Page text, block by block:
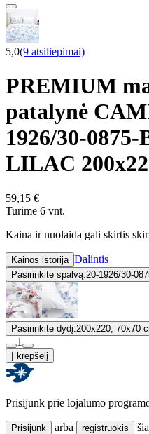
5,0(9 atsiliepimai)
PREMIUM
patalynė
1926/30-
LILAC
59,15 €
Turime 6 vnt.
Kaina ir nuolaida gali skirtis
Kainos istorija Dalintis
Pasirinkite spalvą:20-1926/30-
Pasirinkite dydį:200x220, 70x70
1
Į krepšelį
Prisijunk prie lojalumo
Prisijunk arba registruokis